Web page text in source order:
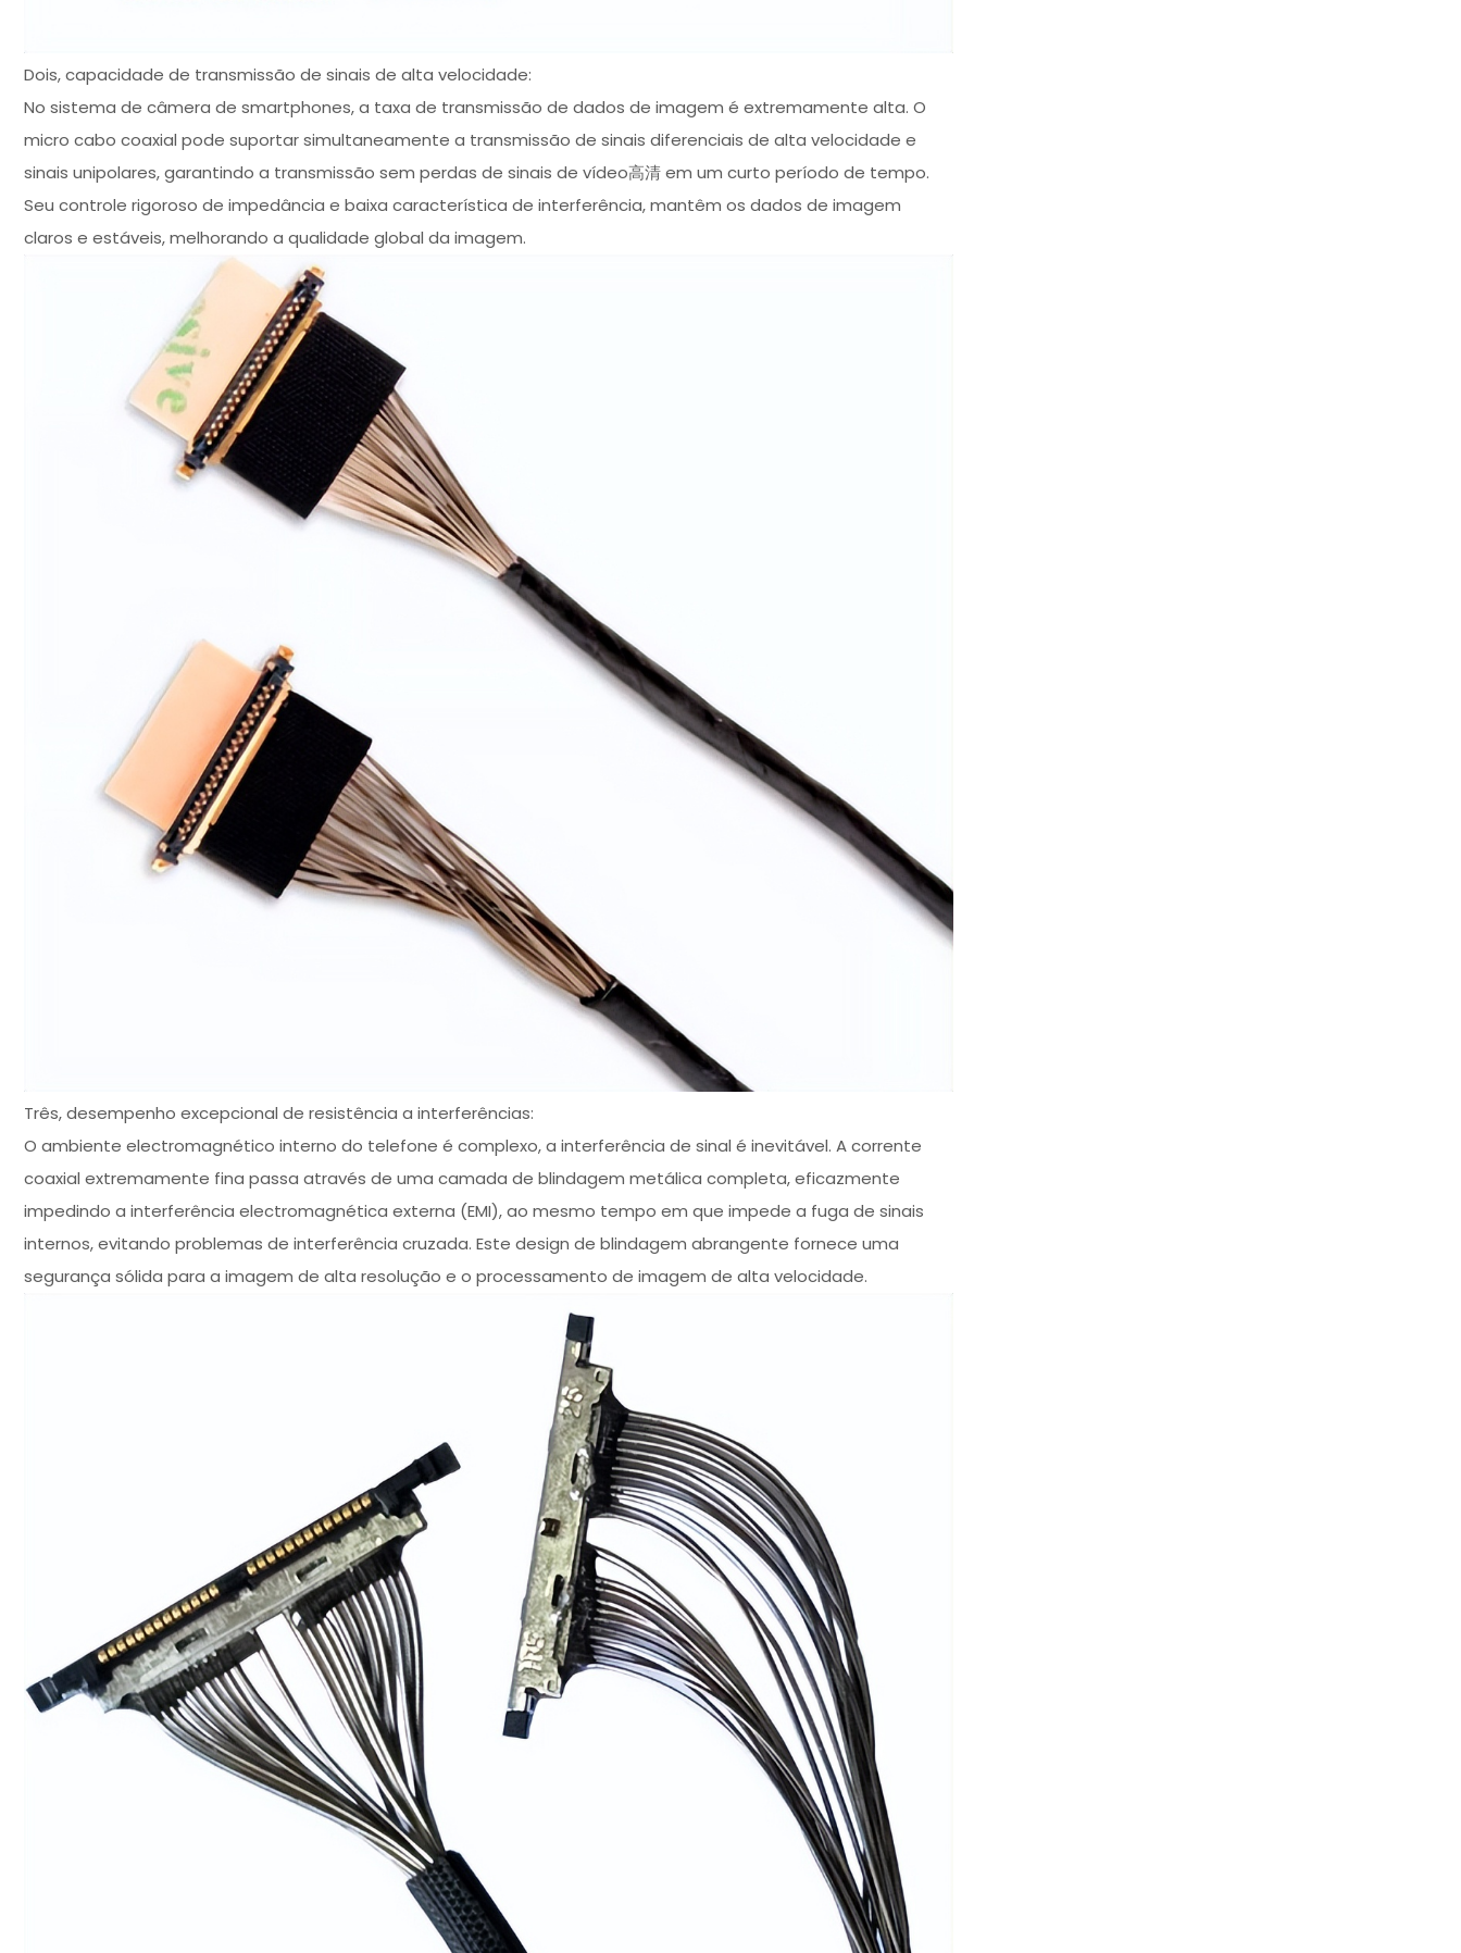
Dois, capacidade de transmissão de sinais de alta velocidade:
No sistema de câmera de smartphones, a taxa de transmissão de dados de imagem é extremamente alta. O
micro cabo coaxial pode suportar simultaneamente a transmissão de sinais diferenciais de alta velocidade e
sinais unipolares, garantindo a transmissão sem perdas de sinais de vídeo高清 em um curto período de tempo.
Seu controle rigoroso de impedância e baixa característica de interferência, mantêm os dados de imagem
claros e estáveis, melhorando a qualidade global da imagem.
Três, desempenho excepcional de resistência a interferências:
O ambiente electromagnético interno do telefone é complexo, a interferência de sinal é inevitável. A corrente
coaxial extremamente fina passa através de uma camada de blindagem metálica completa, eficazmente
impedindo a interferência electromagnética externa (EMI), ao mesmo tempo em que impede a fuga de sinais
internos, evitando problemas de interferência cruzada. Este design de blindagem abrangente fornece uma
segurança sólida para a imagem de alta resolução e o processamento de imagem de alta velocidade.